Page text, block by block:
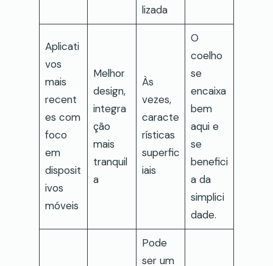
lizada
Aplicati
vos
mais
recent
es com
foco
em
disposit
ivos
móveis
Melhor
design,
integra
ção
mais
tranquil
a
Às
vezes,
caracte
rísticas
superfic
iais
O
coelho
se
encaixa
bem
aqui e
se
benefici
a da
simplici
dade.
Pode
ser um